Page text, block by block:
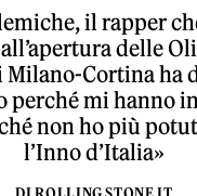
il rapper
delle
Cortina ha
perché mi hanno
non ho più
l’Inno d’Italia»